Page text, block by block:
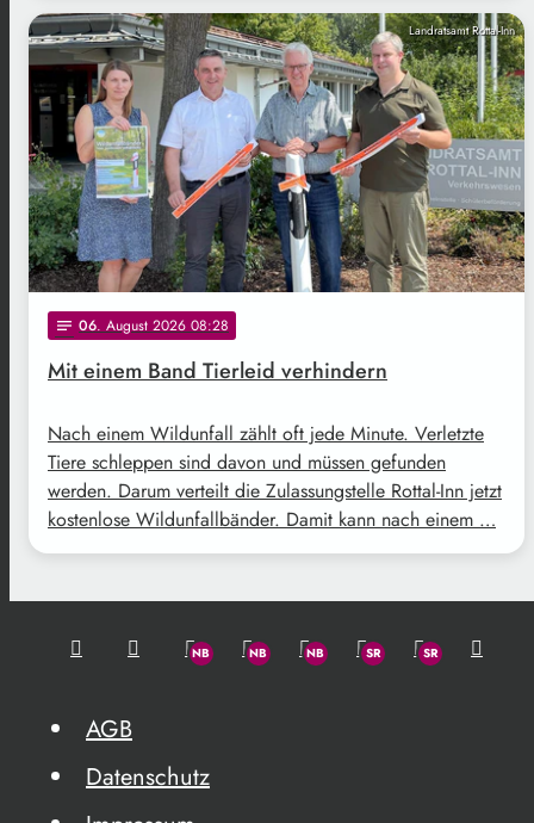
Landratsamt Rottal-Inn
notes 06. August 2026 08:28
Mit einem Band Tierleid verhindern
Nach einem Wildunfall zählt oft jede Minute. Verletzte
Tiere schleppen sind davon und müssen gefunden
werden. Darum verteilt die Zulassungstelle Rottal-Inn jetzt
kostenlose Wildunfallbänder. Damit kann nach einem …
AGB
Datenschutz